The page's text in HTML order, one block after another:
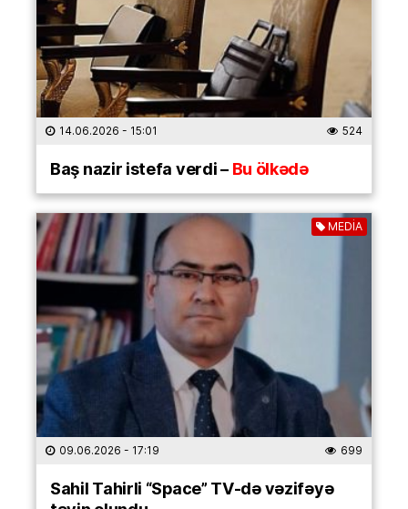
14.06.2026 - 15:01 524
Baş nazir istefa verdi –Bu ölkədə
MEDİA
09.06.2026 - 17:19 699
Sahil Tahirli “Space” TV-də vəzifəyə